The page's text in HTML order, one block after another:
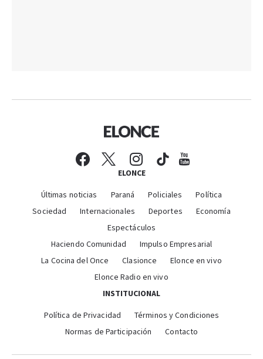
ELONCE
Últimas noticias Paraná Policiales
Política
Sociedad
Internacionales Deportes
Economía
Espectáculos
Haciendo Comunidad
Impulso Empresarial
La Cocina del Once
Clasionce
Elonce en vivo
Elonce Radio en vivo
INSTITUCIONAL
Política de Privacidad
Términos y Condiciones
Normas de Participación
Contacto